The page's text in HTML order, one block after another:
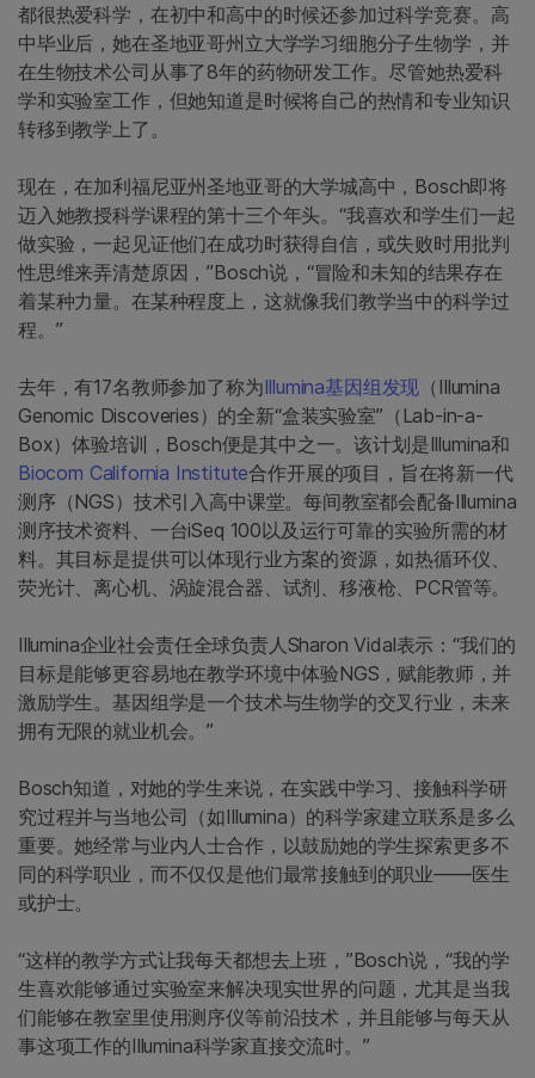
都很热爱科学，在初中和高中的时候还参加过科学竞赛。高
中毕业后，她在圣地亚哥州立大学学习细胞分子生物学，并
在生物技术公司从事了8年的药物研发工作。尽管她热爱科
学和实验室工作，但她知道是时候将自己的热情和专业知识
转移到教学上了。
现在，在加利福尼亚州圣地亚哥的大学城高中，Bosch即将
迈入她教授科学课程的第十三个年头。“我喜欢和学生们一起
做实验，一起见证他们在成功时获得自信，或失败时用批判
性思维来弄清楚原因，”Bosch说，“冒险和未知的结果存在
着某种力量。在某种程度上，这就像我们教学当中的科学过
程。”
去年，有17名教师参加了称为Illumina基因组发现 （Illumina
Genomic Discoveries）的全新“盒装实验室”（Lab-in-a-
Box）体验培训，Bosch便是其中之一。该计划是Illumina和
Biocom California Institute合作开展的项目，旨在将新一代
测序（NGS）技术引入高中课堂。每间教室都会配备Illumina
测序技术资料、一台iSeq 100以及运行可靠的实验所需的材
料。其目标是提供可以体现行业方案的资源，如热循环仪、
荧光计、离心机、涡旋混合器、试剂、移液枪、PCR管等。
Illumina企业社会责任全球负责人Sharon Vidal表示：“我们的
目标是能够更容易地在教学环境中体验NGS，赋能教师，并
激励学生。基因组学是一个技术与生物学的交叉行业，未来
拥有无限的就业机会。”
Bosch知道，对她的学生来说，在实践中学习、接触科学研
究过程并与当地公司（如Illumina）的科学家建立联系是多么
重要。她经常与业内人士合作，以鼓励她的学生探索更多不
同的科学职业，而不仅仅是他们最常接触到的职业——医生
或护士。
“这样的教学方式让我每天都想去上班，”Bosch说，“我的学
生喜欢能够通过实验室来解决现实世界的问题，尤其是当我
们能够在教室里使用测序仪等前沿技术，并且能够与每天从
事这项工作的Illumina科学家直接交流时。”